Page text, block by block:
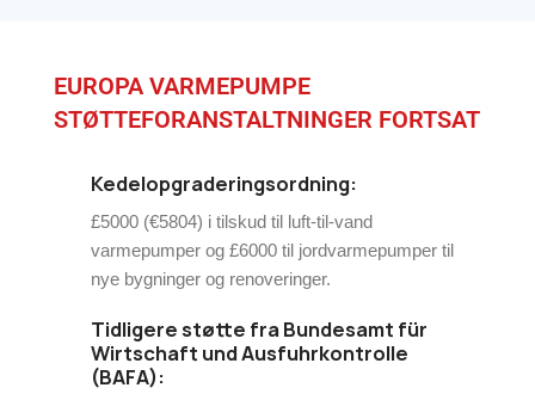
EUROPA VARMEPUMPE
STØTTEFORANSTALTNINGER FORTSAT
Kedelopgraderingsordning:
£5000 (€5804) i tilskud til luft-til-vand
varmepumper og £6000 til jordvarmepumper til
nye bygninger og renoveringer.
Tidligere støtte fra Bundesamt für
Wirtschaft und Ausfuhrkontrolle
(BAFA):